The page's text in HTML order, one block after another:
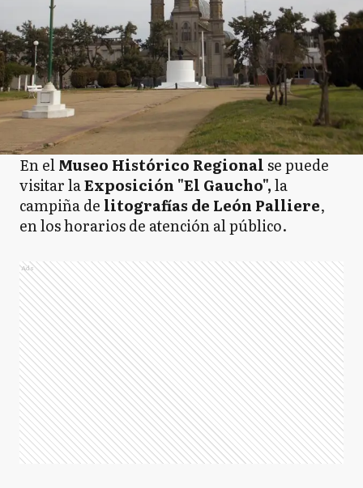
En elMuseo Histórico Regionalse puede
visitar laExposición "El Gaucho",la
campiña de litografías de León Palliere,
en los horarios de atención al público.
Ads